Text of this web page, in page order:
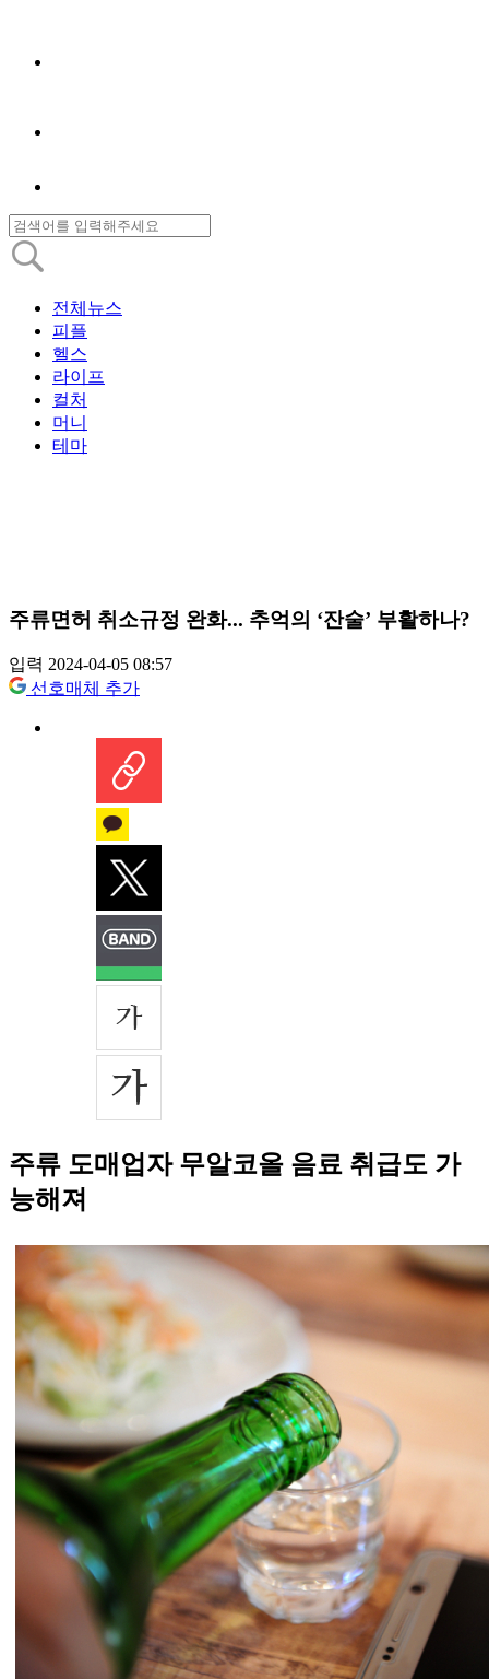
전체뉴스
피플
헬스
라이프
컬처
머니
테마
주류면허 취소규정 완화... 추억의 ‘잔술’ 부활하나?
입력 2024-04-05 08:57
선호매체 추가
주류 도매업자 무알코올 음료 취급도 가
능해져